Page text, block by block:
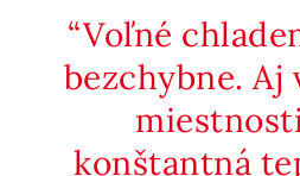
Voľné
bezchybne. Aj
konštantná